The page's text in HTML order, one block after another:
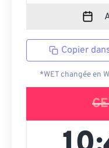
Copier
*WET changée en